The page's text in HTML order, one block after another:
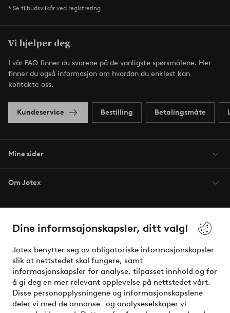
Dine informsajonskapsler, ditt valg!
Jotex benytter seg av obligatoriske informasjonskapsler
slik at nettstedet skal fungere, samt
informasjonskapsler for analyse, tilpasset innhold og for
å gi deg en mer relevant opplevelse på nettstedet vårt.
Disse personopplysningene og informasjonskapslene
deler vi med de annonse- og analyseselskaper vi
* Se tilbudsvilkår ved registrering
Vi hjelper deg
I vår FAQ finner du svarene på de vanligste spørsmålene. Her
finner du også informasjon om hvordan du enklest kan
kontakte oss.
Kundeservice Bestilling Betalingsmåte
Mine sider
Om Jotex
Venner